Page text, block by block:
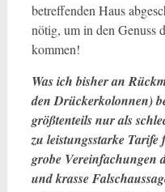
betreffenden Haus
nötig, um in den Genuss
kommen!
Was ich bisher an
den Drückerkolonnen)
größtenteils nur als
zu leistungsstarke
grobe Vereinfachungen
und krasse